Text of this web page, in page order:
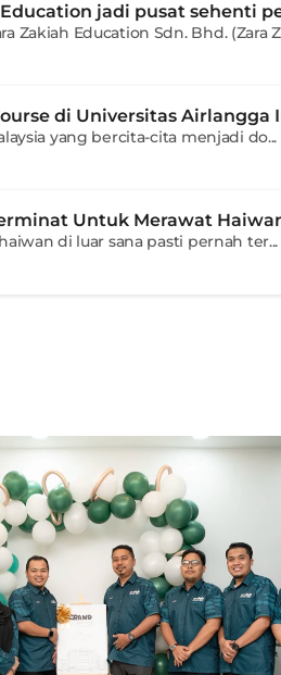
jadi pusat sehenti
Zakiah Education Sdn. Bhd. (Zara
di Universitas Airlangga
yang bercita-cita menjadi do...
Untuk Merawat
di luar sana pasti pernah ter...